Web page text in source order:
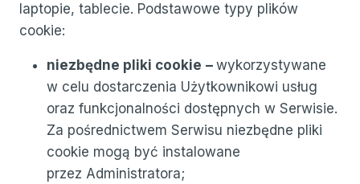
laptopie, tablecie. Podstawowe typy plików
cookie:
niezbędne pliki cookie – wykorzystywane
w celu dostarczenia Użytkownikowi usług
oraz funkcjonalności dostępnych w Serwisie.
Za pośrednictwem Serwisu niezbędne pliki
cookie mogą być instalowane
przez Administratora;